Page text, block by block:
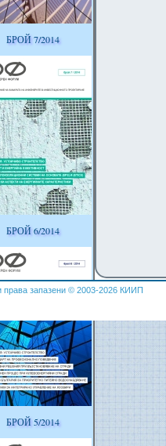
БРОЙ 7/2014
БРОЙ 6/2014
БРОЙ 5/2014
права запазени © 2003-2026 КИИП